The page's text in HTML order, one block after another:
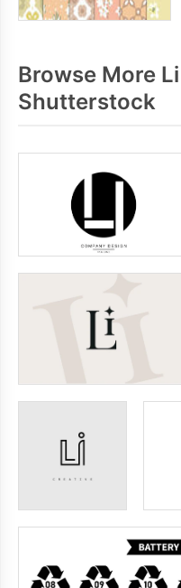
Browse More
Shutterstock